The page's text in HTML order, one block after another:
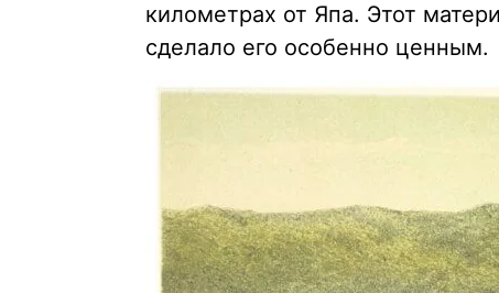
километрах от Япа. Этот
сделало его особенно ценным.